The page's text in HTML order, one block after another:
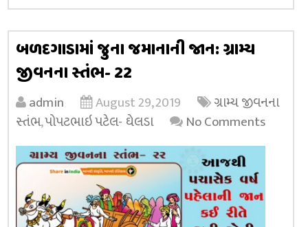
બળદગાડામાં જુના જમાનાની જાન: ગ્રામ્ય
જીવનના સ્તંભ- 22
admin August 29, 2019
ગ્રામ્ય જીવનના
સ્તંભ,પોપટભાઇ પટેલ- ઘેલડા No Comments